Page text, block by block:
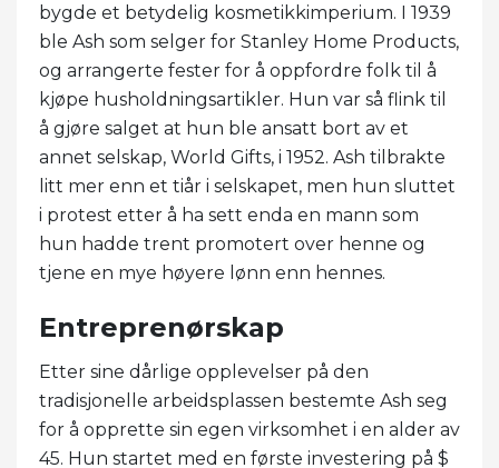
bygde et betydelig kosmetikkimperium. I 1939
ble Ash som selger for Stanley Home Products,
og arrangerte fester for å oppfordre folk til å
kjøpe husholdningsartikler. Hun var så flink til
å gjøre salget at hun ble ansatt bort av et
annet selskap, World Gifts, i 1952. Ash tilbrakte
litt mer enn et tiår i selskapet, men hun sluttet
i protest etter å ha sett enda en mann som
hun hadde trent promotert over henne og
tjene en mye høyere lønn enn hennes.
Entreprenørskap
Etter sine dårlige opplevelser på den
tradisjonelle arbeidsplassen bestemte Ash seg
for å opprette sin egen virksomhet i en alder av
45. Hun startet med en første investering på $